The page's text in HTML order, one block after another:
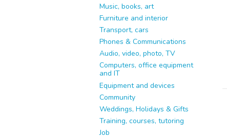
Music, books, art
Furniture and interior
Transport, cars
Phones & Communications
Audio, video, photo, TV
Computers, office equipment
and IT
Equipment and devices
Community
Weddings, Holidays & Gifts
Training, courses, tutoring
Job